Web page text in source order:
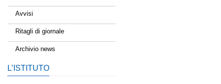
Avvisi
Ritagli di giornale
Archivio news
L’ISTITUTO